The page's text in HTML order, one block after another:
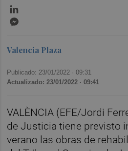
Valencia Plaza
Publicado: 23/01/2022 ·09:31
Actualizado: 23/01/2022 · 09:41
VALÈNCIA (EFE/Jordi
de Justicia tiene previsto
verano las obras de